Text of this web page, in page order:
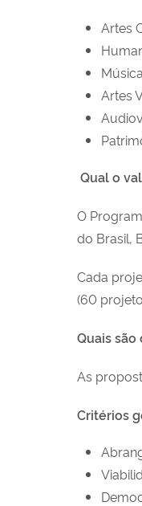
Artes
Música
Artes
Qual o
O
do Brasil,
Cada
(60
Quais
As
Critérios